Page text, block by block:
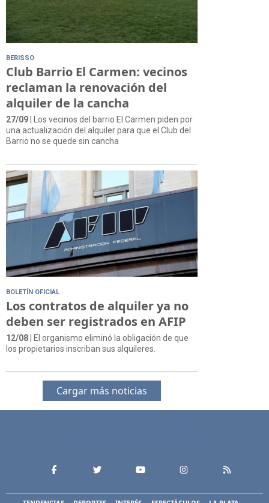
BERISSO
Club Barrio El Carmen: vecinos
reclaman la renovación del
alquiler de la cancha
27/09 | Los vecinos del barrio El Carmen piden por
una actualización del alquiler para que el Club del
Barrio no se quede sin cancha
BOLETÍN OFICIAL
Los contratos de alquiler ya no
deben ser registrados en AFIP
12/08 | El organismo eliminó la obligación de que
los propietarios inscriban sus alquileres.
Cargar más noticias